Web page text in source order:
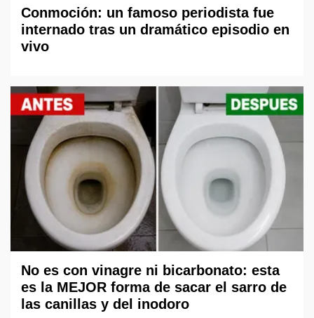
Conmoción: un famoso periodista fue
internado tras un dramático episodio en
vivo
No es con vinagre ni bicarbonato: esta
es la MEJOR forma de sacar el sarro de
las canillas y del inodoro